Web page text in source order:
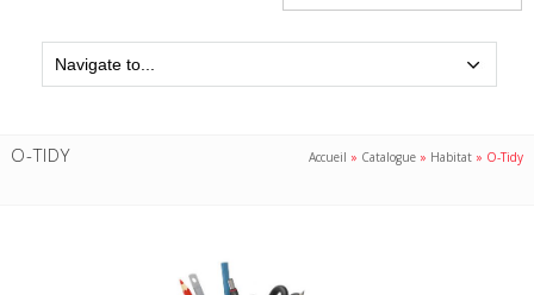
O-TIDY Accueil » Catalogue » Habitat » O-Tidy